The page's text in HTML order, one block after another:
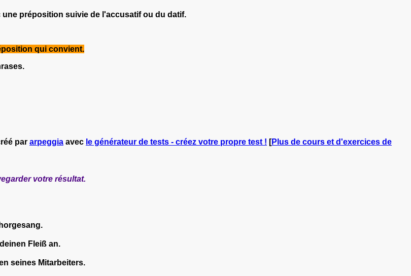
préposition suivie de l'accusatif ou du datif.
qui convient.
par arpeggia avec le générateur de tests - créez votre propre test ! [Plus de cours et d'exercices de
votre résultat.
deinen Fleiß an.
seines Mitarbeiters.